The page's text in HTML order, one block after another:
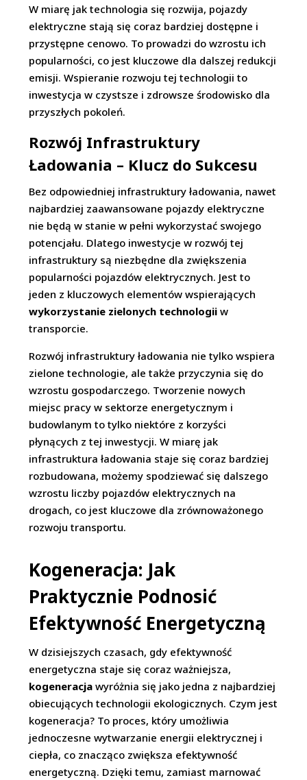
W miarę jak technologia się rozwija, pojazdy
elektryczne stają się coraz bardziej dostępne i
przystępne cenowo. To prowadzi do wzrostu ich
popularności, co jest kluczowe dla dalszej redukcji
emisji. Wspieranie rozwoju tej technologii to
inwestycja w czystsze i zdrowsze środowisko dla
przyszłych pokoleń.
Rozwój Infrastruktury
Ładowania – Klucz do Sukcesu
Bez odpowiedniej infrastruktury ładowania, nawet
najbardziej zaawansowane pojazdy elektryczne
nie będą w stanie w pełni wykorzystać swojego
potencjału. Dlatego inwestycje w rozwój tej
infrastruktury są niezbędne dla zwiększenia
popularności pojazdów elektrycznych. Jest to
jeden z kluczowych elementów wspierających
wykorzystanie zielonych technologii w
transporcie.
Rozwój infrastruktury ładowania nie tylko wspiera
zielone technologie, ale także przyczynia się do
wzrostu gospodarczego. Tworzenie nowych
miejsc pracy w sektorze energetycznym i
budowlanym to tylko niektóre z korzyści
płynących z tej inwestycji. W miarę jak
infrastruktura ładowania staje się coraz bardziej
rozbudowana, możemy spodziewać się dalszego
wzrostu liczby pojazdów elektrycznych na
drogach, co jest kluczowe dla zrównoważonego
rozwoju transportu.
Kogeneracja: Jak
Praktycznie Podnosić
Efektywność Energetyczną
W dzisiejszych czasach, gdy efektywność
energetyczna staje się coraz ważniejsza,
kogeneracja wyróżnia się jako jedna z najbardziej
obiecujących technologii ekologicznych. Czym jest
kogeneracja? To proces, który umożliwia
jednoczesne wytwarzanie energii elektrycznej i
ciepła, co znacząco zwiększa efektywność
energetyczną. Dzięki temu, zamiast marnować